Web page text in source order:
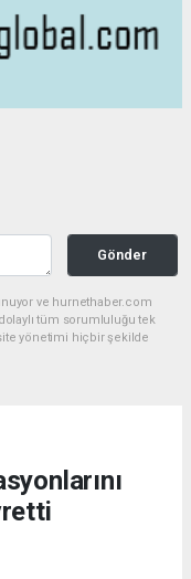
Gönder
ve hurnethaber.com
tüm sorumluluğu tek
yönetimi hiçbir şekilde